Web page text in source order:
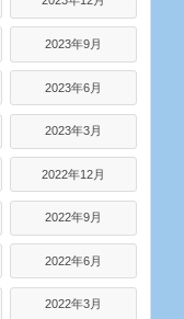
2023年9月
2023年6月
2023年3月
2022年12月
2022年9月
2022年6月
2022年3月